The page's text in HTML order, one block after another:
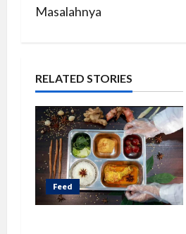
n
v
i
g
a
t
Masalahnya
RELATED STORIES
Feed